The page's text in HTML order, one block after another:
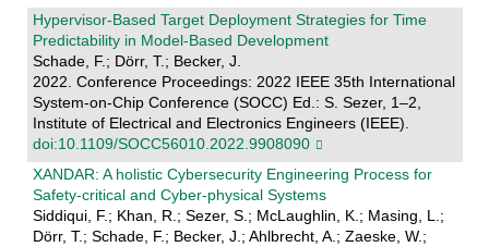
Hypervisor-Based Target Deployment Strategies for Time
Predictability in Model-Based Development
Schade, F.; Dörr, T.; Becker, J.
2022. Conference Proceedings: 2022 IEEE 35th International
System-on-Chip Conference (SOCC) Ed.: S. Sezer, 1–2,
Institute of Electrical and Electronics Engineers (IEEE).
doi:10.1109/SOCC56010.2022.9908090
XANDAR: A holistic Cybersecurity Engineering Process for
Safety-critical and Cyber-physical Systems
Siddiqui, F.; Khan, R.; Sezer, S.; McLaughlin, K.; Masing, L.;
Dörr, T.; Schade, F.; Becker, J.; Ahlbrecht, A.; Zaeske, W.;